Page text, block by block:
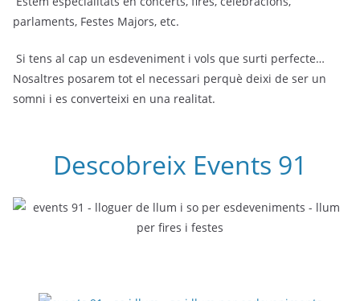
parlaments, Festes Majors, etc.
Si tens al cap un esdeveniment i vols que surti perfecte…
Nosaltres posarem tot el necessari perquè deixi de ser un
somni i es converteixi en una realitat.
Descobreix Events 91